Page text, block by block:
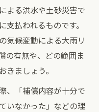
よる洪水や土砂災害で
払われるものです。
気候変動による大雨リ
の有無や、どの範囲ま
きましょう。
、「補償内容が十分で
いなかった」などの理